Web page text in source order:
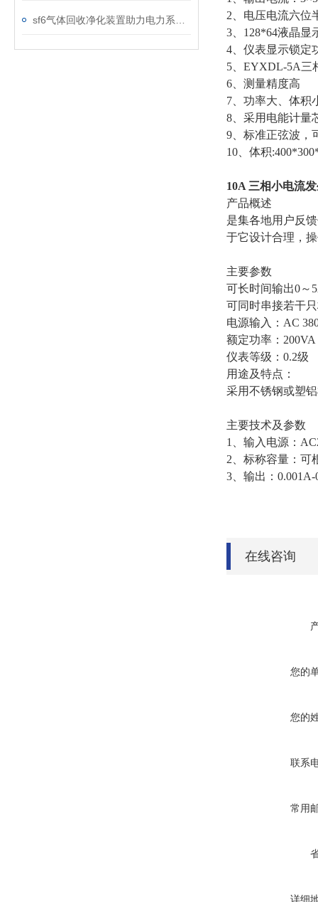
2、电压电流六位
3、128*64液晶显
4、仪表显示锁定
5、EYXDL-5A三
6、测量精度高
7、功率大、体积
8、采用电能计量
9、标准正弦波，
10、体积
10A 三相小电流
产品概述
是集各地用户反
于它设计合理，
主要参数
可长时间输出0～
可同时串接若干
电源输入：AC
额定功率：
仪表等级：0.2级
用途及特点：
采用不锈钢或塑
主要技术及参数
1、输入电源：
2、标称容量：可
3、输出：
在线咨询
您的
您的
联系
常用
详细